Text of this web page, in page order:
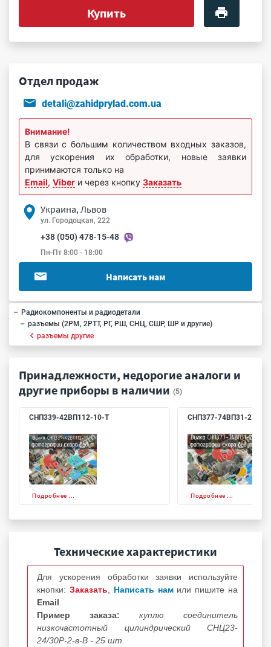
Купить
Отдел продаж
detali@zahidprylad.com.ua
Внимание!
В связи с большим количеством входных заказов,
для ускорения их обработки, новые заявки
принимаются только на
Email, Viber и через кнопку Заказать
Украина, Львов
ул. Городоцкая, 222
+38 (050) 478-15-48
Пн-Пт 8:00 - 18:00
Написать нам
Радиокомпоненты и радиодетали
разъемы (2РМ, 2РТТ, РГ, РШ, СНЦ, СШР, ШР и другие)
разъемы другие
Принадлежности, недорогие аналоги и
другие приборы в наличии (5)
СНП339-42ВП112-10-Т
Подробнее ...
СНП377-74ВП31-2
Подробнее ...
Технические характеристики
Для ускорения обработки заявки используйте
кнопки: Заказать Написать нам или пишите на
Email
Пример заказа:
куплю соединитель
низкочастотный цилиндрический СНЦ23-
24/30Р-2-в-В - 25 шт.